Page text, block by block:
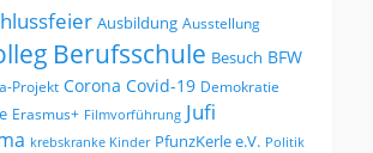
Ausbildung Ausstellung
Berufsschule Besuch BFW
Projekt Corona Covid-19 Demokratie
Erasmus+ Filmvorführung Jufi
krebskranke Kinder PfunzKerle e.V. Politik